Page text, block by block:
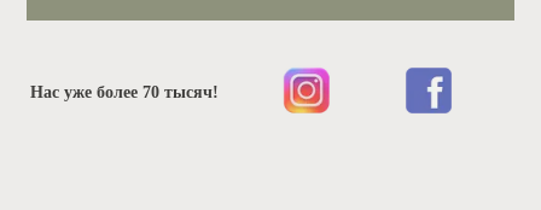
Нас уже более 70 тысяч!